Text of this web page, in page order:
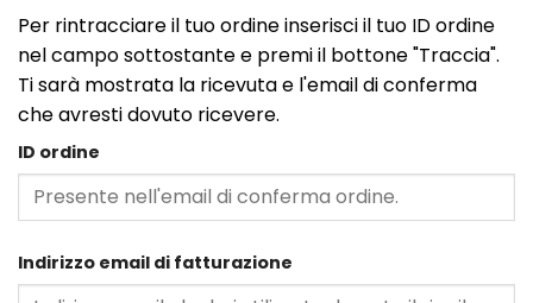
Per rintracciare il tuo ordine inserisci il tuo ID ordine
nel campo sottostante e premi il bottone "Traccia".
Ti sarà mostrata la ricevuta e l'email di conferma
che avresti dovuto ricevere.
ID ordine
Indirizzo email di fatturazione